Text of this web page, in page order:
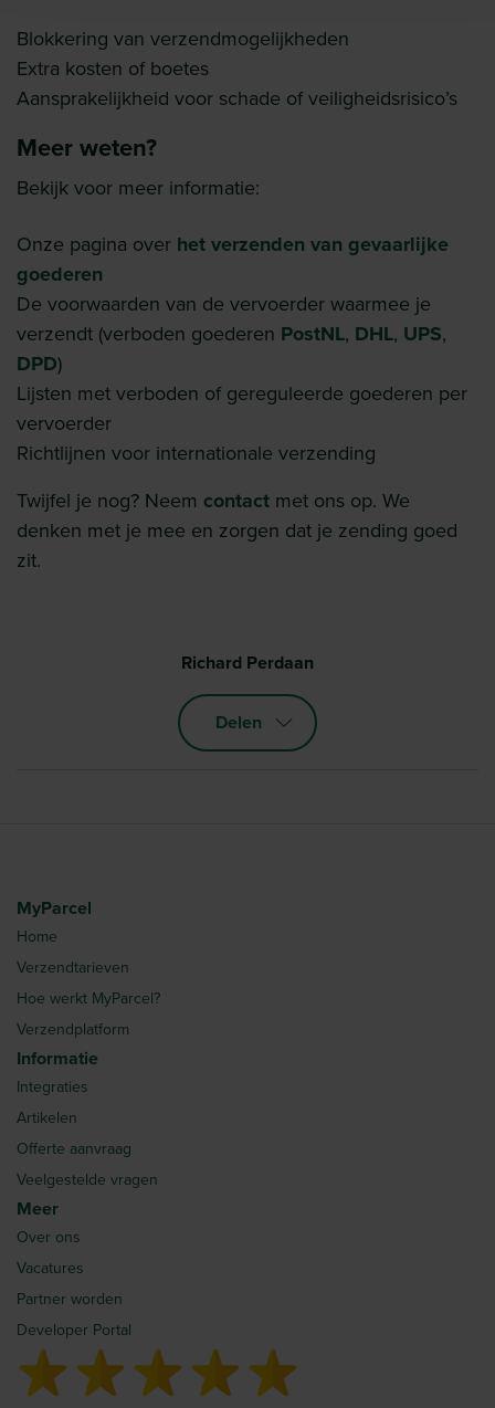
Blokkering van verzendmogelijkheden
Extra kosten of boetes
Aansprakelijkheid voor schade of veiligheidsrisico’s
Meer weten?
Bekijk voor meer informatie:
Onze pagina over het verzenden van gevaarlijke
goederen
De voorwaarden van de vervoerder waarmee je
verzendt (verboden goederen PostNL, DHL, UPS,
DPD)
Lijsten met verboden of gereguleerde goederen per
vervoerder
Richtlijnen voor internationale verzending
Twijfel je nog? Neem contact met ons op. We
denken met je mee en zorgen dat je zending goed
zit.
Richard Perdaan
Delen
MyParcel
Home
Verzendtarieven
Hoe werkt MyParcel?
Verzendplatform
Informatie
Integraties
Artikelen
Offerte aanvraag
Veelgestelde vragen
Meer
Over ons
Vacatures
Partner worden
Developer Portal